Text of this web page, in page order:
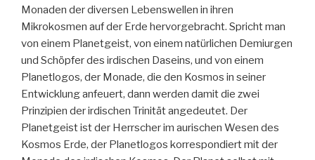
Monaden der diversen Lebenswellen in ihren
Mikrokosmen auf der Erde hervorgebracht. Spricht man
von einem Planetgeist, von einem natürlichen Demiurgen
und Schöpfer des irdischen Daseins, und von einem
Planetlogos, der Monade, die den Kosmos in seiner
Entwicklung anfeuert, dann werden damit die zwei
Prinzipien der irdischen Trinität angedeutet. Der
Planetgeist ist der Herrscher im aurischen Wesen des
Kosmos Erde, der Planetlogos korrespondiert mit der